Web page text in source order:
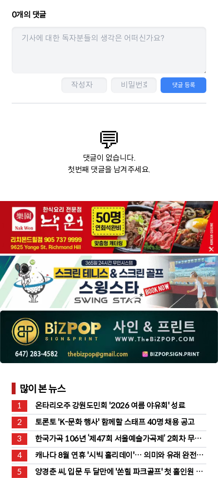
0개의 댓글
댓글 등록
💬
댓글이 없습니다.
첫번째 댓글을 남겨주세요.
많이 본 뉴스
1
온타리오주 강원도민회 '2026 여름 야유회' 성료
2
토론토 'K-문화 행사' 함께할 스태프 40명 채용 공고
3
한국가곡 106년 ‘제47회 서울예술가곡제’ 2회차 무대
성황
4
캐나다 8월 연휴 '시빅 홀리데이'… 의미와 유래 완전정
리
5
양경춘 씨, 입문 두 달만에 '쏜힐 파크골프' 첫 홀인원 주